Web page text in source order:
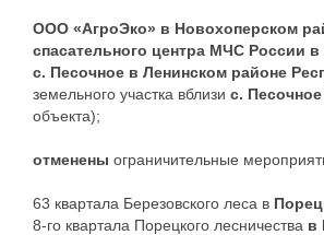
ООО «АгроЭко» в Новохоперском
спасательного центра МЧС России
с. Песочное в Ленинском районе
земельного участка вблизи с.
объекта);
отменены ограничительные
63 квартала Березовского леса в
8-го квартала Порецкого лесничества в